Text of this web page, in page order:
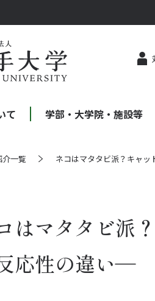
て 学部・大学院・施設等
介一覧 ネコはマタタビ派？キャ
はマタタビ派
応性の違い―